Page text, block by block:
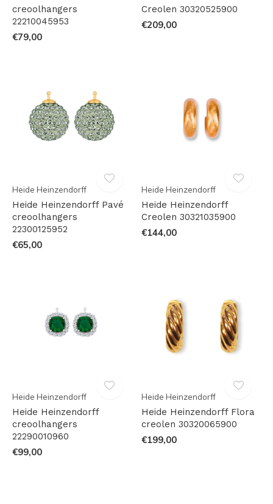
creoolhangers
22210045953
€79,00
Creolen 30320525900
€209,00
Heide Heinzendorff
Heide Heinzendorff Pavé
creoolhangers
22300125952
€65,00
Heide Heinzendorff
Heide Heinzendorff
Creolen 30321035900
€144,00
Heide Heinzendorff
Heide Heinzendorff
creoolhangers
22290010960
€99,00
Heide Heinzendorff
Heide Heinzendorff Flora
creolen 30320065900
€199,00